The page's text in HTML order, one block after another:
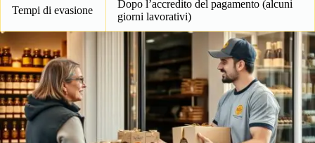
Tempi di evasione
Dopo l’accredito del pagamento (alcuni
giorni lavorativi)